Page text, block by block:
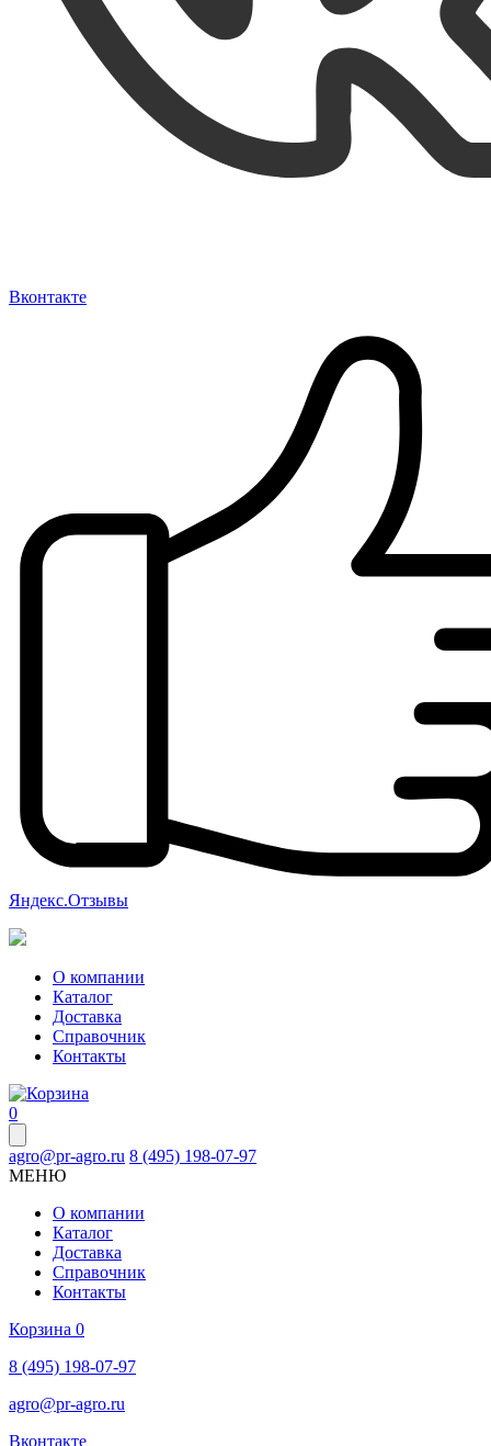
Вконтакте
Яндекс.Отзывы
О компании
Каталог
Доставка
Справочник
Контакты
0
agro@pr-agro.ru 8 (495) 198-07-97
МЕНЮ
О компании
Каталог
Доставка
Справочник
Контакты
Корзина 0
8 (495) 198-07-97
agro@pr-agro.ru
Вконтакте